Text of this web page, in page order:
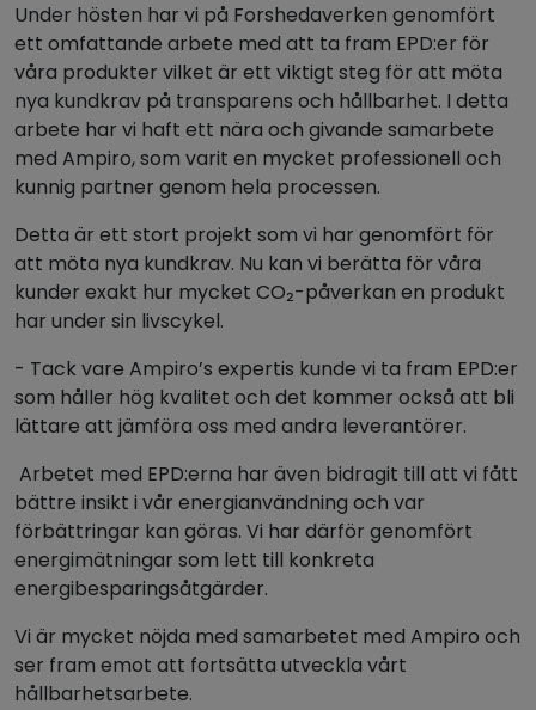
Under hösten har vi på Forshedaverken genomfört
ett omfattande arbete med att ta fram EPD:er för
våra produkter vilket är ett viktigt steg för att möta
nya kundkrav på transparens och hållbarhet. I detta
arbete har vi haft ett nära och givande samarbete
med Ampiro, som varit en mycket professionell och
kunnig partner genom hela processen.
Detta är ett stort projekt som vi har genomfört för
att möta nya kundkrav. Nu kan vi berätta för våra
kunder exakt hur mycket CO₂-påverkan en produkt
har under sin livscykel.
- Tack vare Ampiro’s expertis kunde vi ta fram EPD:er
som håller hög kvalitet och det kommer också att bli
lättare att jämföra oss med andra leverantörer.
Arbetet med EPD:erna har även bidragit till att vi fått
bättre insikt i vår energianvändning och var
förbättringar kan göras. Vi har därför genomfört
energimätningar som lett till konkreta
energibesparingsåtgärder.
Vi är mycket nöjda med samarbetet med Ampiro och
ser fram emot att fortsätta utveckla vårt
hållbarhetsarbete.